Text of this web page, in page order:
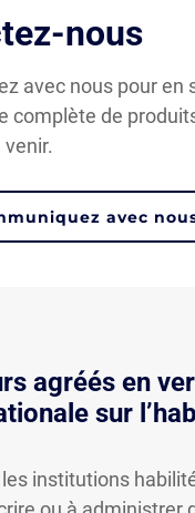
nous
avec nous pour en
complète de
avec
agréés en
sur
institutions